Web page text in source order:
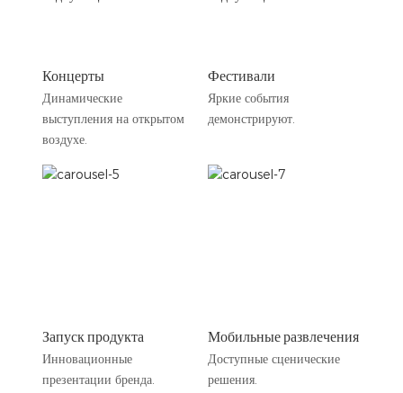
Концерты
Динамические
выступления на открытом
воздухе.
Фестивали
Яркие события
демонстрируют.
Запуск продукта
Инновационные
презентации бренда.
Мобильные развлечения
Доступные сценические
решения.